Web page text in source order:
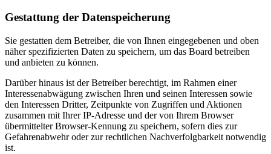
Gestattung der Datenspeicherung
Sie gestatten dem Betreiber, die von Ihnen eingegebenen und oben
näher spezifizierten Daten zu speichern, um das Board betreiben
und anbieten zu können.
Darüber hinaus ist der Betreiber berechtigt, im Rahmen einer
Interessenabwägung zwischen Ihren und seinen Interessen sowie
den Interessen Dritter, Zeitpunkte von Zugriffen und Aktionen
zusammen mit Ihrer IP-Adresse und der von Ihrem Browser
übermittelter Browser-Kennung zu speichern, sofern dies zur
Gefahrenabwehr oder zur rechtlichen Nachverfolgbarkeit notwendig
ist.